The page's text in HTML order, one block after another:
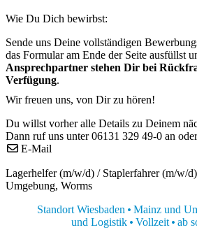
Wie Du Dich bewirbst:
Sende uns Deine vollständigen
das Formular am Ende der Seite ausfüllst
Ansprechpartner stehen Dir bei
Verfügung.
Wir freuen uns, von Dir zu hören!
Du willst vorher alle Details zu Deinem
Dann ruf uns unter 06131 329 49-0 an
E-Mail
Lagerhelfer (m/w/d) / Staplerfahrer (m/w/
Umgebung, Worms
Standort Wiesbaden Mainz und
und Logistik Vollzeit ab